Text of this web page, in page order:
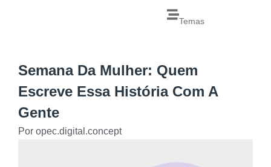
Temas
Semana Da Mulher: Quem
Escreve Essa História Com A
Gente
Por opec.digital.concept